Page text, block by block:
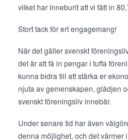
vilket har inneburit att vi fått in
Stort tack för ert engagemang!
När det gäller svenskt
det är att få in pengar i tuffa
kunna bidra till att stärka er
njuta av gemenskapen, glädjen
svenskt föreningsliv innebär.
Under senare tid har även
denna möjlighet, och det värmer